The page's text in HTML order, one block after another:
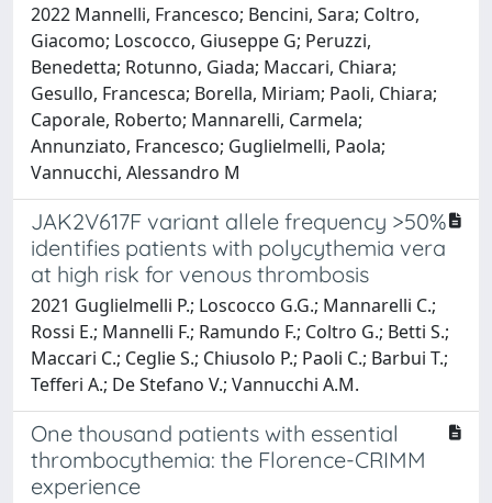
2022 Mannelli, Francesco; Bencini, Sara; Coltro,
Giacomo; Loscocco, Giuseppe G; Peruzzi,
Benedetta; Rotunno, Giada; Maccari, Chiara;
Gesullo, Francesca; Borella, Miriam; Paoli, Chiara;
Caporale, Roberto; Mannarelli, Carmela;
Annunziato, Francesco; Guglielmelli, Paola;
Vannucchi, Alessandro M
JAK2V617F variant allele frequency >50%
identifies patients with polycythemia vera
at high risk for venous thrombosis
2021 Guglielmelli P.; Loscocco G.G.; Mannarelli C.;
Rossi E.; Mannelli F.; Ramundo F.; Coltro G.; Betti S.;
Maccari C.; Ceglie S.; Chiusolo P.; Paoli C.; Barbui T.;
Tefferi A.; De Stefano V.; Vannucchi A.M.
One thousand patients with essential
thrombocythemia: the Florence-CRIMM
experience